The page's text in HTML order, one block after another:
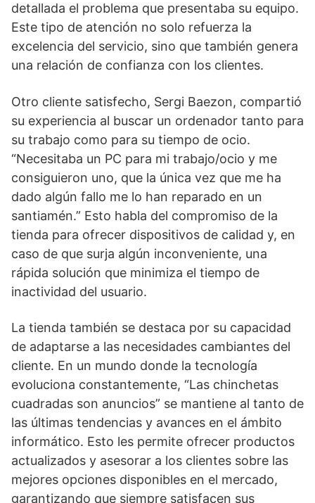
detallada el problema que presentaba su equipo.
Este tipo de atención no solo refuerza la
excelencia del servicio, sino que también genera
una relación de confianza con los clientes.
Otro cliente satisfecho, Sergi Baezon, compartió
su experiencia al buscar un ordenador tanto para
su trabajo como para su tiempo de ocio.
“Necesitaba un PC para mi trabajo/ocio y me
consiguieron uno, que la única vez que me ha
dado algún fallo me lo han reparado en un
santiamén.” Esto habla del compromiso de la
tienda para ofrecer dispositivos de calidad y, en
caso de que surja algún inconveniente, una
rápida solución que minimiza el tiempo de
inactividad del usuario.
La tienda también se destaca por su capacidad
de adaptarse a las necesidades cambiantes del
cliente. En un mundo donde la tecnología
evoluciona constantemente, “Las chinchetas
cuadradas son anuncios” se mantiene al tanto de
las últimas tendencias y avances en el ámbito
informático. Esto les permite ofrecer productos
actualizados y asesorar a los clientes sobre las
mejores opciones disponibles en el mercado,
garantizando que siempre satisfacen sus